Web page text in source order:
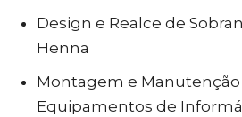
Design e Realce de
Henna
Montagem e
Equipamentos de